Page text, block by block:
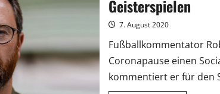
Geisterspielen
7. August 2020
Fußballkommentator
Coronapause einen
kommentiert er für den